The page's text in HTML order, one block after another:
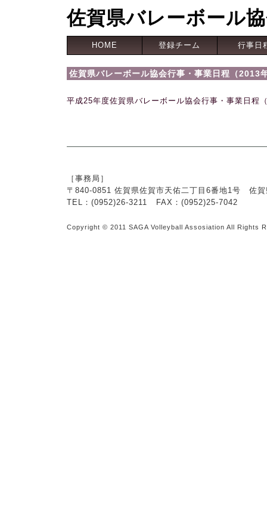
佐賀県バレーボール
HOME 登録チーム 行事日
佐賀県バレーボール協会行事・事業日程（2013
平成25年度佐賀県バレーボール協会行事・事業日程
［事務局］
〒840-0851 佐賀県佐賀市天佑二丁目6番地1号 佐
TEL：(0952)26-3211 FAX：(0952)25-7042
Copyright © 2011 SAGA Volleyball Assosiation All Rights